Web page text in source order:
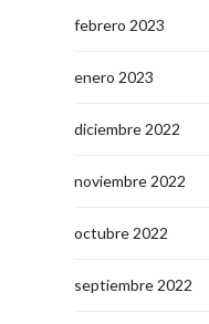
febrero 2023
enero 2023
diciembre 2022
noviembre 2022
octubre 2022
septiembre 2022